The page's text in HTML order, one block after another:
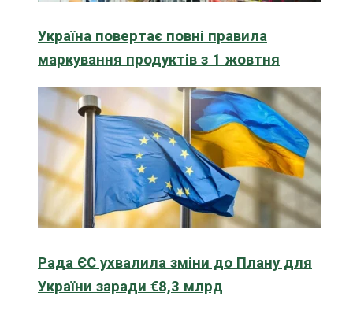
Україна повертає повні правила
маркування продуктів з 1 жовтня
Рада ЄС ухвалила зміни до Плану для
України заради €8,3 млрд